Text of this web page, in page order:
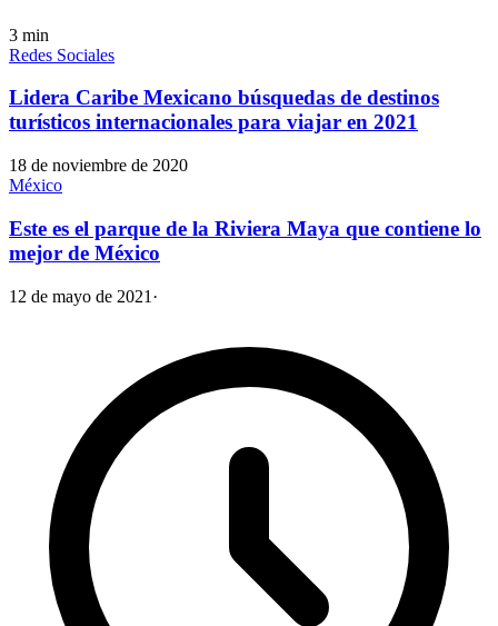
3 min
Redes Sociales
Lidera Caribe Mexicano búsquedas de destinos
turísticos internacionales para viajar en 2021
18 de noviembre de 2020
México
Este es el parque de la Riviera Maya que contiene lo
mejor de México
12 de mayo de 2021 ·